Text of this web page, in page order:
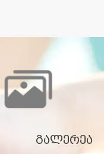
გალერეა